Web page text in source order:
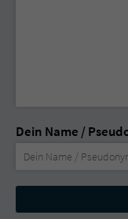
Dein Name /
Nicht
ausfüllen!